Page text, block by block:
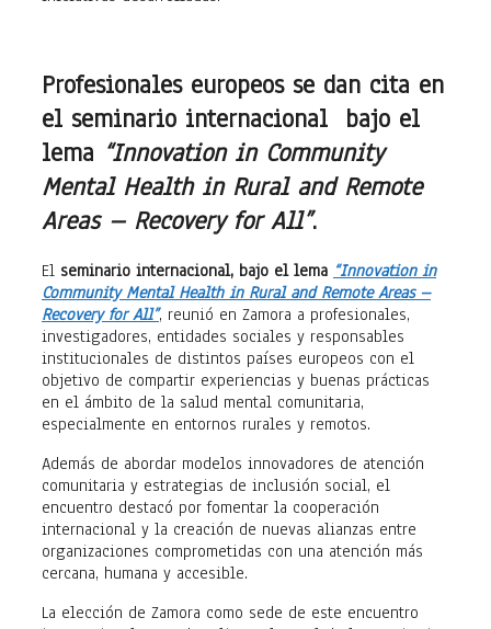
Profesionales europeos se dan cita en
el seminario internacional bajo el
lema “Innovation in Community
Mental Health in Rural and Remote
Areas – Recovery for All”.
El seminario internacional, bajo el lema “Innovation in
Community Mental Health in Rural and Remote Areas –
Recovery for All”, reunió en Zamora a profesionales,
investigadores, entidades sociales y responsables
institucionales de distintos países europeos con el
objetivo de compartir experiencias y buenas prácticas
en el ámbito de la salud mental comunitaria,
especialmente en entornos rurales y remotos.
Además de abordar modelos innovadores de atención
comunitaria y estrategias de inclusión social, el
encuentro destacó por fomentar la cooperación
internacional y la creación de nuevas alianzas entre
organizaciones comprometidas con una atención más
cercana, humana y accesible.
La elección de Zamora como sede de este encuentro